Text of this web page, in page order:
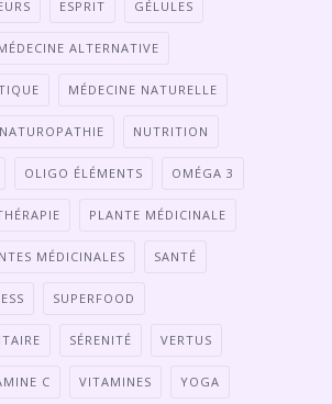
ESPRIT GÉLULES
ALTERNATIVE
MÉDECINE NATURELLE
NATUROPATHIE NUTRITION
OLIGO ÉLÉMENTS OMÉGA 3
PLANTE MÉDICINALE
MÉDICINALES SANTÉ
SUPERFOOD
SÉRENITÉ VERTUS
C VITAMINES YOGA